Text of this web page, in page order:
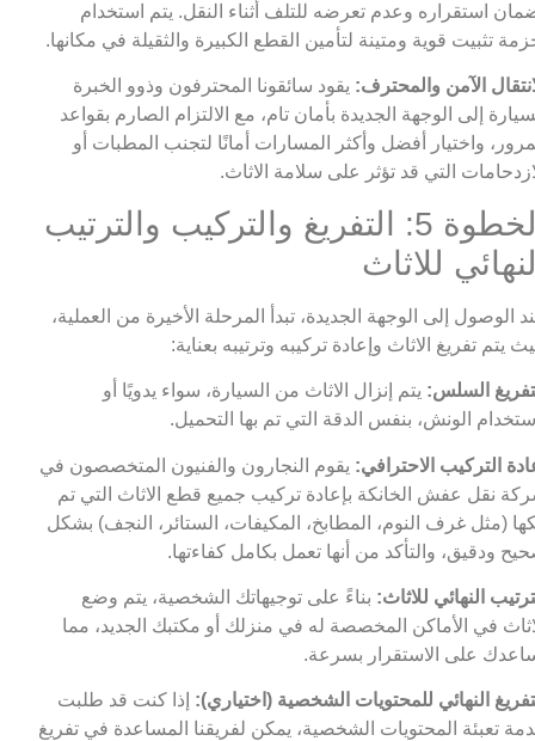
استقراره وعدم تعرضه للتلف أثناء النقل. يتم استخدام
تثبيت قوية ومتينة لتأمين القطع الكبيرة والثقيلة في مكانها.
الآمن والمحترف: يقود سائقونا المحترفون وذوو الخبرة
إلى الوجهة الجديدة بأمان تام، مع الالتزام الصارم بقواعد
واختيار أفضل وأكثر المسارات أمانًا لتجنب المطبات أو
التي قد تؤثر على سلامة الاثاث.
الخطوة 5: التفريغ والتركيب والترتيب
للاثاث
الوصول إلى الوجهة الجديدة، تبدأ المرحلة الأخيرة من العملية،
يتم تفريغ الاثاث وإعادة تركيبه وترتيبه بعناية:
السلس: يتم إنزال الاثاث من السيارة، سواء يدويًا أو
الونش، بنفس الدقة التي تم بها التحميل.
التركيب الاحترافي: يقوم النجارون والفنيون المتخصصون في
نقل عفش الخانكة بإعادة تركيب جميع قطع الاثاث التي تم
(مثل غرف النوم، المطابخ، المكيفات، الستائر، النجف) بشكل
ودقيق، والتأكد من أنها تعمل بكامل كفاءتها.
النهائي للاثاث: بناءً على توجيهاتك الشخصية، يتم وضع
في الأماكن المخصصة له في منزلك أو مكتبك الجديد، مما
على الاستقرار بسرعة.
النهائي للمحتويات الشخصية (اختياري): إذا كنت قد طلبت
تعبئة المحتويات الشخصية، يمكن لفريقنا المساعدة في تفريغ